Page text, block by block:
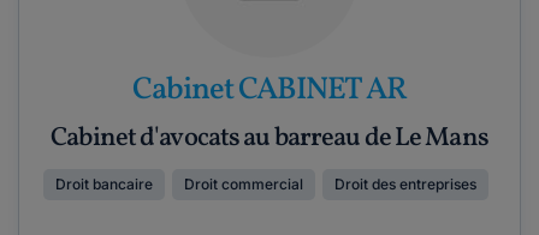
Cabinet CABINET AR
Cabinet d'avocats au barreau de Le Mans
Droit bancaire Droit commercial Droit des entreprises